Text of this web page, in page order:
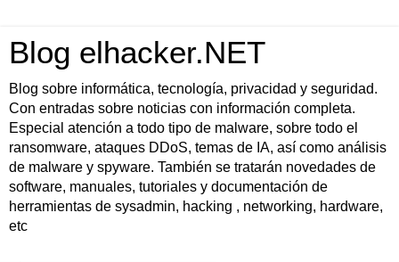
Blog elhacker.NET
Blog sobre informática, tecnología, privacidad y seguridad.
Con entradas sobre noticias con información completa.
Especial atención a todo tipo de malware, sobre todo el
ransomware, ataques DDoS, temas de IA, así como análisis
de malware y spyware. También se tratarán novedades de
software, manuales, tutoriales y documentación de
herramientas de sysadmin, hacking , networking, hardware,
etc